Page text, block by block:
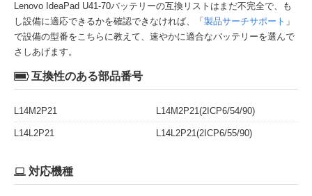
Lenovo IdeaPad U41-70バッテリーの互換リストはまだ不完全で、も
し設備に適応できるかを確認できなければ、「 製品サーチサポート 」
で設備の型番をこちらに教えて、速やかに適合なバッテリーを選んで
さしあげます。
互換性のある部品番号
L14M2P21 L14M2P21(2ICP6/54/90)
L14L2P21 L14L2P21(2ICP6/55/90)
対応機種